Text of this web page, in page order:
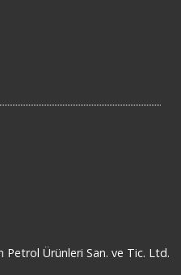
Petrol Ürünleri San. ve Tic. Ltd.